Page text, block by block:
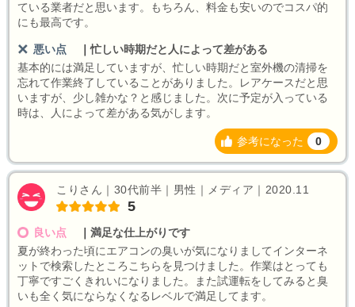
ている業者だと思います。もちろん、料金も安いのでコスパ的
にも最高です。
悪い点 ｜忙しい時期だと人によって差がある
基本的には満足していますが、忙しい時期だと室外機の清掃を
忘れて作業終了していることがありました。レアケースだと思
いますが、少し雑かな？と感じました。次に予定が入っている
時は、人によって差がある気がします。
参考になった 0
こりさん｜30代前半｜男性｜メディア｜2020.11
5
良い点
満足な仕上がりです
夏が終わった頃にエアコンの臭いが気になりましてインターネ
ットで検索したところこちらを見つけました。作業はとっても
丁寧ですごくきれいになりました。また試運転をしてみると臭
いも全く気にならなくなるレベルで満足してます。